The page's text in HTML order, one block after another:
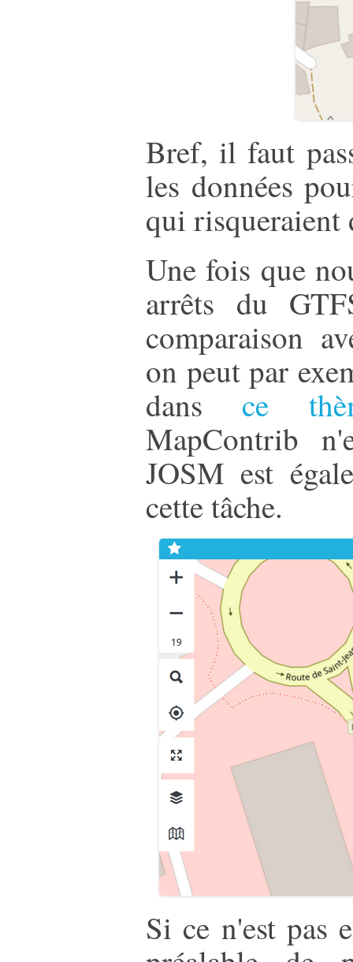
Bref, il faut
les données
qui risqueraient
Une fois que
arrêts du
comparaison
on peut par
dans ce
MapContrib
JOSM est
cette tâche.
Si ce n'est pas